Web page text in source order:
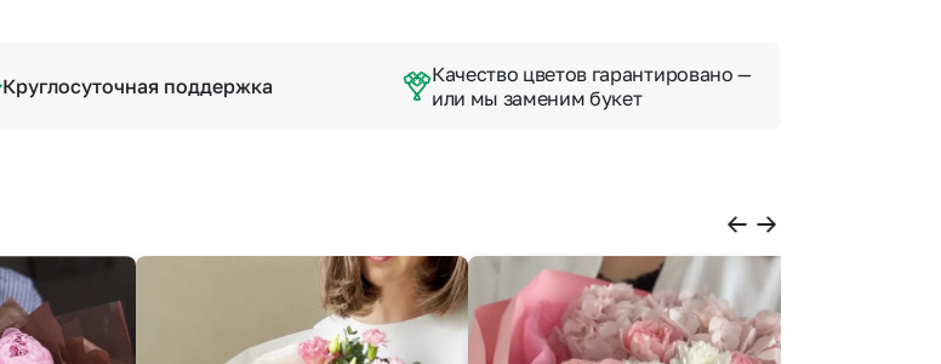
Качество цветов гарантировано —
или мы заменим букет
Круглосуточная поддержка